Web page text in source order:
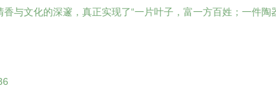
与文化的深邃，真正实现了“一片叶子，富一方百姓；一件陶